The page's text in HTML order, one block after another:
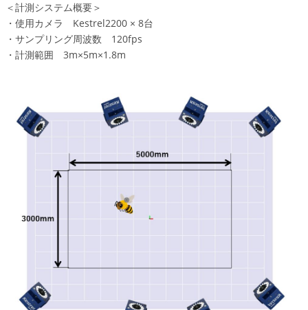
＜計測システム概要＞
・使用カメラ Kestrel2200 × 8台
・サンプリング周波数 120fps
・計測範囲 3m×5m×1.8m